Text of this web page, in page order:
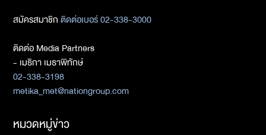
สมัครสมาชิกติดต่อเบอร์ 02-338-3000
ติดต่อ Media Partners
- เมธิกา เมธาพิทักษ์
02-338-3198
metika_met@nationgroup.com
หมวดหมู่ข่าว